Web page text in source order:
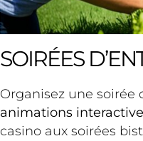
SOIRÉES
Organisez une soirée
animations
casino aux soirées